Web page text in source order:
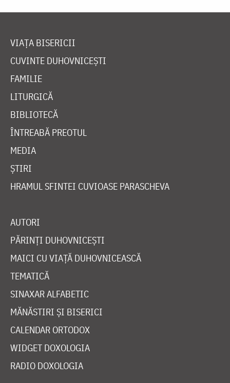
VIAȚA BISERICII
CUVINTE DUHOVNICEȘTI
FAMILIE
LITURGICĂ
BIBLIOTECĂ
ÎNTREABĂ PREOTUL
MEDIA
ȘTIRI
HRAMUL SFINTEI CUVIOASE PARASCHEVA
AUTORI
PĂRINȚI DUHOVNICEȘTI
MAICI CU VIAȚĂ DUHOVNICEASCĂ
TEMATICĂ
SINAXAR ALFABETIC
MĂNĂSTIRI ȘI BISERICI
CALENDAR ORTODOX
WIDGET DOXOLOGIA
RADIO DOXOLOGIA